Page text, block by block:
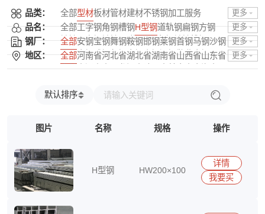
品类： 全部型材板材管材建材不锈钢加工服务 更多
品名： 全部工字钢角钢槽钢H型钢道轨钢扁钢方钢
镀锌工字钢镀锌H型钢镀锌角钢镀锌槽钢
镀锌扁钢
更多
钢厂： 全部安钢宝钢舞钢鞍钢邯钢莱钢首钢马钢沙钢
普阳南钢武钢包钢太钢山钢酒钢敬业本钢日照
唐钢 石横 柳钢 湘钢 龙钢 济钢 中天 攀钢 韶钢
广钢
更多
地区： 全部河南省河北省湖北省湖南省山西省山东省
吉林省辽宁省黑龙江省陕西省甘肃省青海省
广东省
海南省四川省贵州省
广西壮族自治区
西藏自治区香港特别行政区
更多
默认排序
图片 名称 规格 操作
H型钢 HW200×100
详情
我要买